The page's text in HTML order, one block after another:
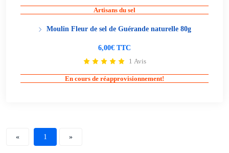
Artisans du sel
Moulin Fleur de sel de Guérande naturelle 80g
6,00€ TTC
1 Avis
En cours de réapprovisionnement!
« 1 »